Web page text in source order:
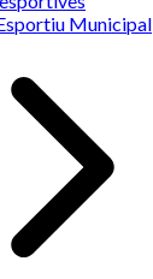
Municipal